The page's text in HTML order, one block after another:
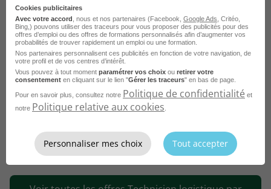
Voir plus
Emploi Technicien logistique Annecy
Emploi Technicien logistique Molsheim
Emploi Technicien logistique Reims
Emploi Technicien logistique Saint-Quentin-Fallavier
Emploi Technicien logistique Antony
Emploi Technicien logistique Pau
Emploi Technicien logistique Marignane
Emploi Technicien logistique Marseille
Emploi Technicien logistique Montrevault-sur-Èvre
Cookies publicitaires
Avec votre accord , nous et nos partenaires (Facebook, Google Ads , Critéo,
Bing,) pouvons utiliser des traceurs pour vous proposer des publicités pour des
offres d’emploi ou des offres de formations personnalisés afin d’augmenter vos
probabilités de trouver rapidement un emploi ou une formation.
Nos partenaires personnalisent ces publicités en fonction de votre navigation, de
votre profil et de vos centres d’intérêt.
Vous pouvez à tout moment paramétrer vos choix ou retirer votre
consentement en cliquant sur le lien "Gérer les traceurs" en bas de page.
Pour en savoir plus, consultez notre Politique de confidentialité et
notre Politique relative aux cookies
Personnaliser mes choix Tout accepter